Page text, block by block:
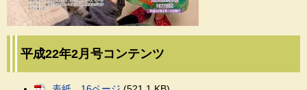
平成22年2月号コンテンツ